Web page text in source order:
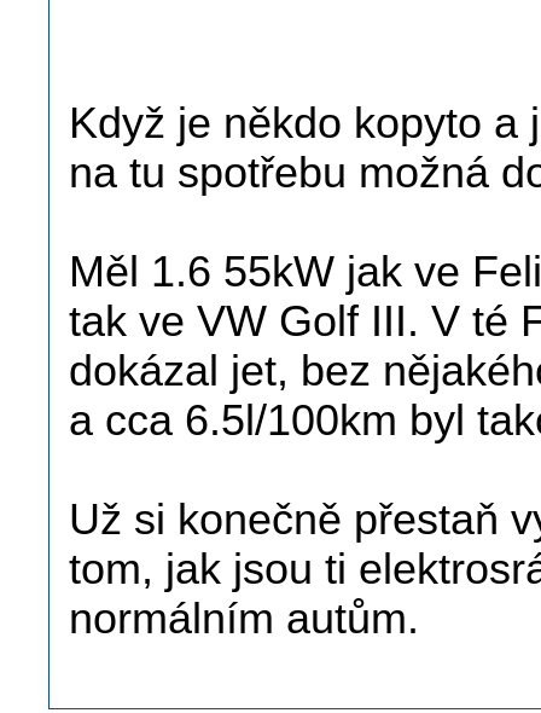
Když je někdo kopyto a
na tu spotřebu možná
Měl 1.6 55kW jak ve
tak ve VW Golf III. V té
dokázal jet, bez
a cca 6.5l/100km byl
Už si konečně přestaň
tom, jak jsou ti
normálním autům.